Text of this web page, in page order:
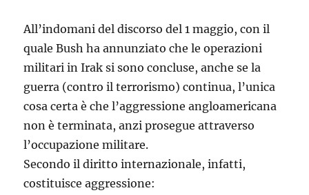
All’indomani del discorso del 1 maggio, con il
quale Bush ha annunziato che le operazioni
militari in Irak si sono concluse, anche se la
guerra (contro il terrorismo) continua, l’unica
cosa certa è che l’aggressione angloamericana
non è terminata, anzi prosegue attraverso
l’occupazione militare.
Secondo il diritto internazionale, infatti,
costituisce aggressione: